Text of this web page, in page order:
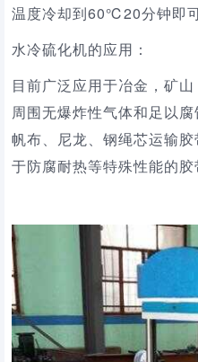
温度冷却到60℃20分钟即
水冷硫化机的应用：
目前广泛应用于冶金，矿
周围无爆炸性气体和足以
帆布、尼龙、钢绳芯运输
于防腐耐热等特殊性能的胶